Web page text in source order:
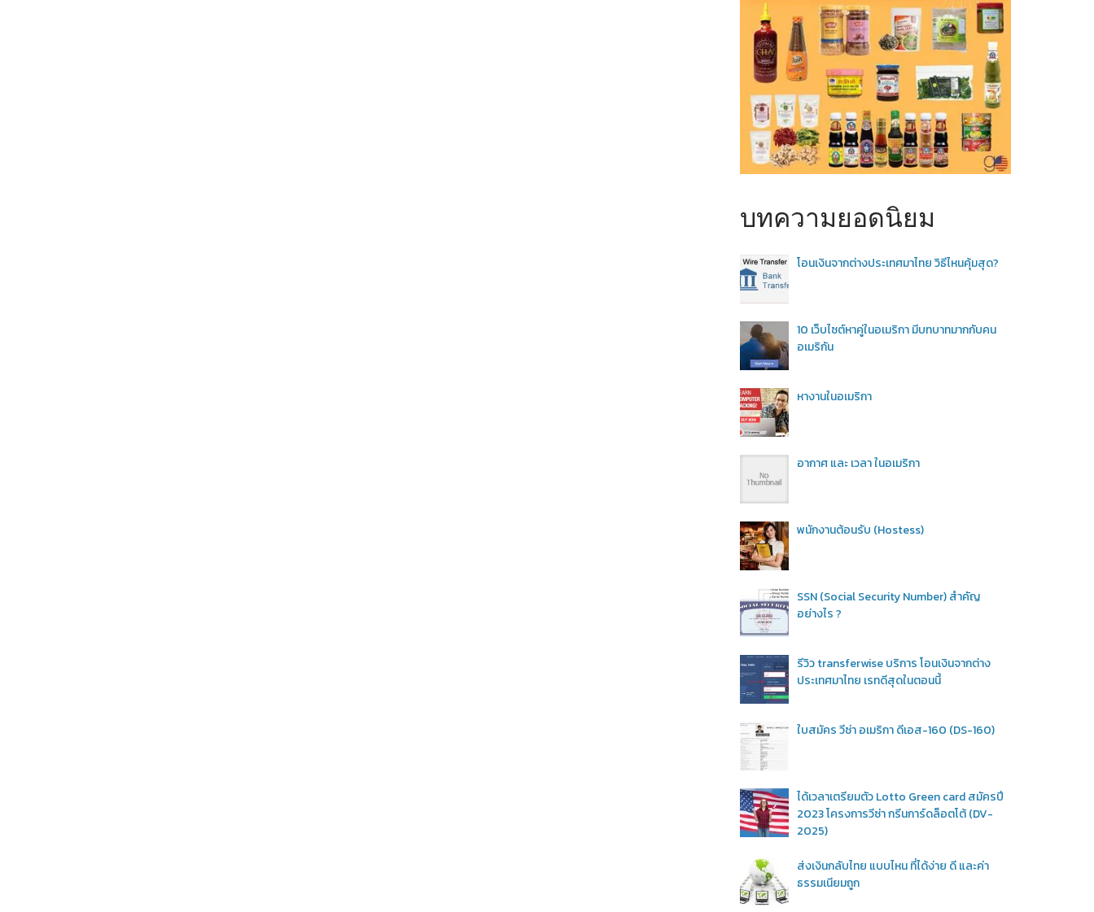
บทความยอดนิยม
โอนเงินจากต่างประเทศมาไทย วิธีไหนคุ้มสุด?
10 เว็บไซต์หาคู่ในอเมริกา มีบทบาทมากกับคน
อเมริกัน
หางานในอเมริกา
อากาศ และ เวลา ในอเมริกา
พนักงานต้อนรับ (Hostess)
SSN (Social Security Number) สำคัญ
อย่างไร ?
รีวิว transferwise บริการ โอนเงินจากต่าง
ประเทศมาไทย เรทดีสุดในตอนนี้
ใบสมัคร วีซ่า อเมริกา ดีเอส-160 (DS-160)
ได้เวลาเตรียมตัว Lotto Green card สมัครปี
2023 โครงการวีซ่า กรีนการ์ดล็อตโต้ (DV-
2025)
ส่งเงินกลับไทย แบบไหน ที่ได้ง่าย ดี และค่า
ธรรมเนียมถูก